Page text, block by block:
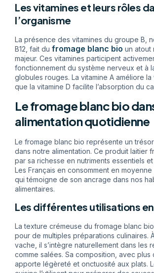
Les vitamines et leurs rôles
l’organisme
La présence des vitamines du groupe B,
B12, fait du fromage blanc bio un atout
majeur. Ces vitamines participent
fonctionnement du système nerveux et à
globules rouges. La vitamine A améliore la
que la vitamine D facilite l’absorption du
Le fromage blanc bio
alimentation quotidienne
Le fromage blanc bio représente un
dans notre alimentation. Ce produit laitier
par sa richesse en nutriments essentiels
Les Français en consomment en
qui témoigne de son ancrage dans nos
alimentaires.
Les différentes utilisations
La texture crémeuse du fromage blanc
pour de multiples préparations culinaires.
vache, il s’intègre naturellement dans les
comme salées. Sa composition, avec plus
apporte légèreté et onctuosité aux plats.